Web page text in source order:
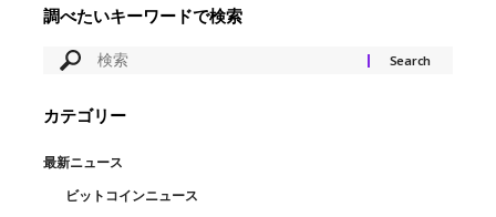
調べたいキーワードで検索
カテゴリー
最新ニュース
ビットコインニュース